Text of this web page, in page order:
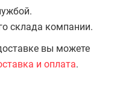
склада компании.
вы можете
и оплата.